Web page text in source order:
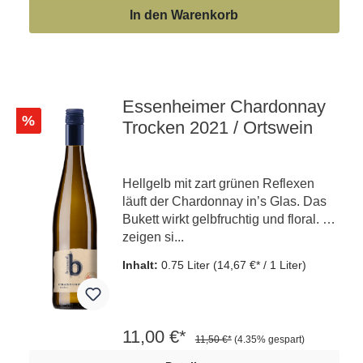
In den Warenkorb
%
Essenheimer Chardonnay
Trocken 2021 / Ortswein
Hellgelb mit zart grünen Reflexen
läuft der Chardonnay in’s Glas. Das
Bukett wirkt gelbfruchtig und floral. Es
zeigen si...
Inhalt: 0.75 Liter (14,67 €* / 1 Liter)
11,00 €* 11,50 €* (4.35% gespart)